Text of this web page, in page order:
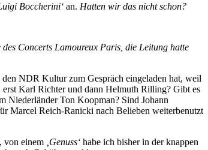
Boccherini‘ an. Hatten wir das nicht schon?
Concerts Lamoureux Paris, die Leitung hatte
NDR Kultur zum Gespräch eingeladen hat, weil
erst Karl Richter und dann Helmuth Rilling? Gibt es
Niederländer Ton Koopman? Sind Johann
Marcel Reich-Ranicki nach Belieben weiterbenutzt
von einem ‚Genuss‘ habe ich bisher in der knappen